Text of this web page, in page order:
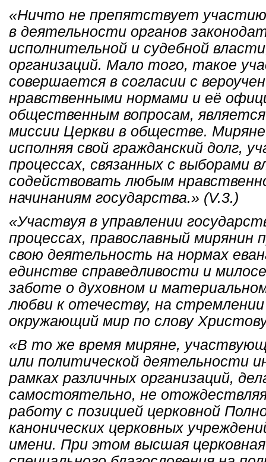
«Ничто не препятствует участию
в деятельности органов
исполнительной и судебной
организаций. Мало того, такое
совершается в согласии с
нравственными нормами и её
общественным вопросам,
миссии Церкви в обществе.
исполняя свой гражданский долг,
процессах, связанных с выборами
содействовать любым
начинаниям государства.» (V.3.)
«Участвуя в управлении
процессах, православный мирянин
свою деятельность на нормах
единстве справедливости и
заботе о духовном и
любви к отечеству, на
окружающий мир по слову
«В то же время миряне,
или политической деятельности
рамках различных организаций,
самостоятельно, не
работу с позицией церковной
канонических церковных
имени. При этом высшая